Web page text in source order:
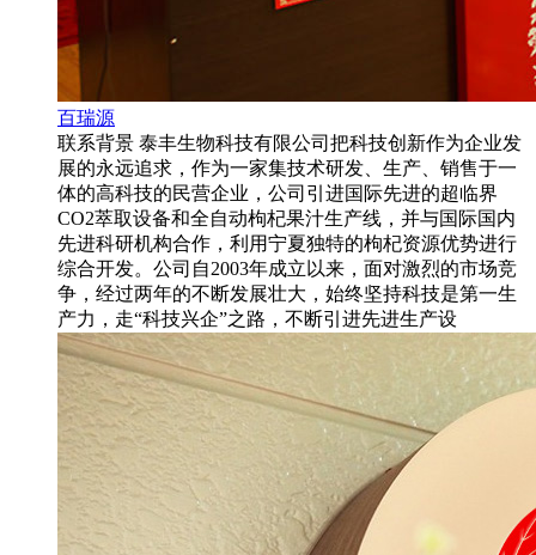
百瑞源
联系背景 泰丰生物科技有限公司把科技创新作为企业发
展的永远追求，作为一家集技术研发、生产、销售于一
体的高科技的民营企业，公司引进国际先进的超临界
CO2萃取设备和全自动枸杞果汁生产线，并与国际国内
先进科研机构合作，利用宁夏独特的枸杞资源优势进行
综合开发。公司自2003年成立以来，面对激烈的市场竞
争，经过两年的不断发展壮大，始终坚持科技是第一生
产力，走“科技兴企”之路，不断引进先进生产设